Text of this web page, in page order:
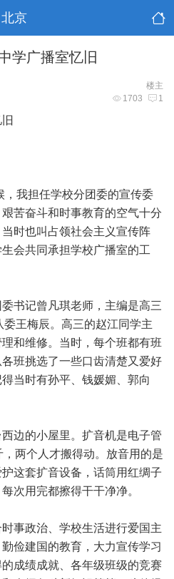
北京
学广播室忆旧
楼主
1703 1
，我担任学校分团委的宣传委
苦奋斗和时事教育的空气十分
时也叫占领社会主义宣传阵
会共同承担学校广播室的工
记曾凡琪老师，主编是高三
王梅辰。高三的赵江同学主
和维修。当时，每个班都有班
班挑选了一些口齿清楚又爱好
当时有孙平、钱媛媚、郭向
的小屋里。扩音机是电子管
两个人才搬得动。放音用的是
这套扩音设备，话筒用红绸子
次用完都擦得干干净净。
政治、学校生活进行爱国主
俭建国的教育，大力宣传学习
成绩成就、各年级班级的竞赛